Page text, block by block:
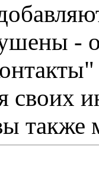
-
также